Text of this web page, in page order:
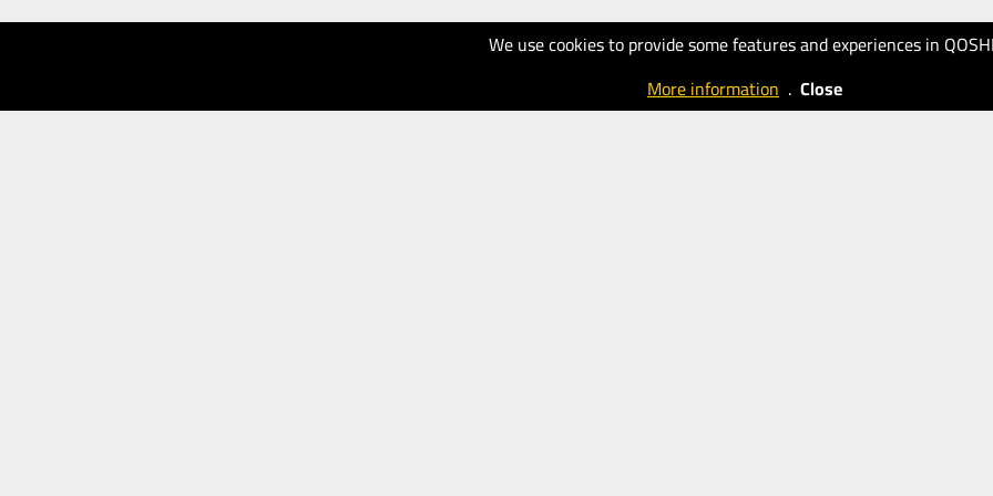
We use cookies to provide some features and experiences in
More information . Close